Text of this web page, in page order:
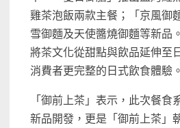
雞茶泡飯兩款主餐；「京風御
雪御麵及天使醬燒御麵等新品
將茶文化從甜點與飲品延伸至
消費者更完整的日式飲食體驗。
「御前上茶」表示，此次餐食
新品開發，更是「御前上茶」